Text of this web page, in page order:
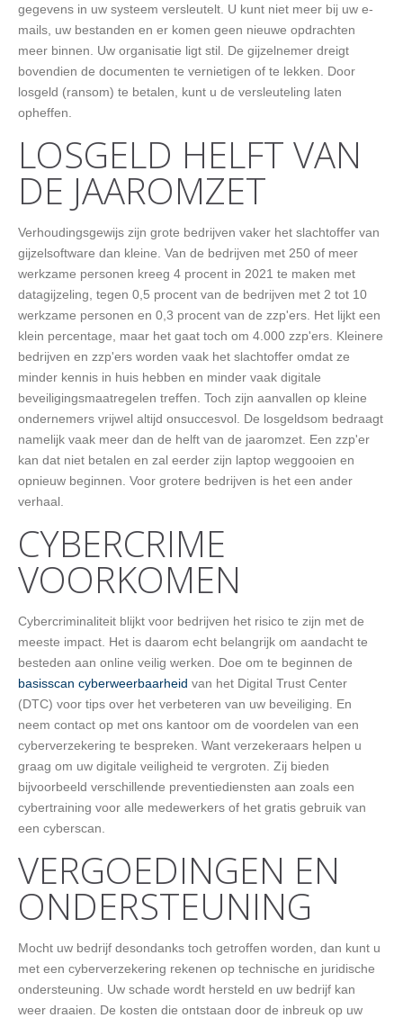
gegevens in uw systeem versleutelt. U kunt niet meer bij uw e-
mails, uw bestanden en er komen geen nieuwe opdrachten
meer binnen. Uw organisatie ligt stil. De gijzelnemer dreigt
bovendien de documenten te vernietigen of te lekken. Door
losgeld (ransom) te betalen, kunt u de versleuteling laten
opheffen.
LOSGELD HELFT VAN
DE JAAROMZET
Verhoudingsgewijs zijn grote bedrijven vaker het slachtoffer van
gijzelsoftware dan kleine. Van de bedrijven met 250 of meer
werkzame personen kreeg 4 procent in 2021 te maken met
datagijzeling, tegen 0,5 procent van de bedrijven met 2 tot 10
werkzame personen en 0,3 procent van de zzp'ers. Het lijkt een
klein percentage, maar het gaat toch om 4.000 zzp'ers. Kleinere
bedrijven en zzp'ers worden vaak het slachtoffer omdat ze
minder kennis in huis hebben en minder vaak digitale
beveiligingsmaatregelen treffen. Toch zijn aanvallen op kleine
ondernemers vrijwel altijd onsuccesvol. De losgeldsom bedraagt
namelijk vaak meer dan de helft van de jaaromzet. Een zzp'er
kan dat niet betalen en zal eerder zijn laptop weggooien en
opnieuw beginnen. Voor grotere bedrijven is het een ander
verhaal.
CYBERCRIME
VOORKOMEN
Cybercriminaliteit blijkt voor bedrijven het risico te zijn met de
meeste impact. Het is daarom echt belangrijk om aandacht te
besteden aan online veilig werken. Doe om te beginnen de
basisscan cyberweerbaarheid van het Digital Trust Center
(DTC) voor tips over het verbeteren van uw beveiliging. En
neem contact op met ons kantoor om de voordelen van een
cyberverzekering te bespreken. Want verzekeraars helpen u
graag om uw digitale veiligheid te vergroten. Zij bieden
bijvoorbeeld verschillende preventiediensten aan zoals een
cybertraining voor alle medewerkers of het gratis gebruik van
een cyberscan.
VERGOEDINGEN EN
ONDERSTEUNING
Mocht uw bedrijf desondanks toch getroffen worden, dan kunt u
met een cyberverzekering rekenen op technische en juridische
ondersteuning. Uw schade wordt hersteld en uw bedrijf kan
weer draaien. De kosten die ontstaan door de inbreuk op uw